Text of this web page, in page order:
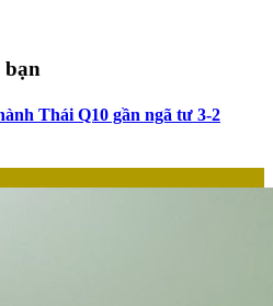
bạn
Thái Q10 gần ngã tư 3-2